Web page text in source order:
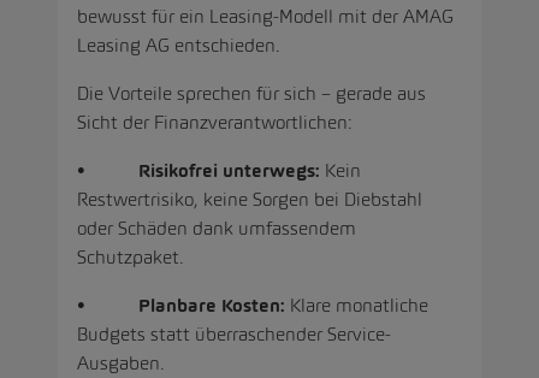
bewusst für ein Leasing-Modell mit der AMAG
Leasing AG entschieden.
Die Vorteile sprechen für sich – gerade aus
Sicht der Finanzverantwortlichen:
• Risikofrei unterwegs: Kein
Restwertrisiko, keine Sorgen bei Diebstahl
oder Schäden dank umfassendem
Schutzpaket.
• Planbare Kosten: Klare monatliche
Budgets statt überraschender Service-
Ausgaben.